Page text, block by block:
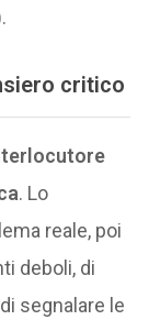
critico
. Lo
reale, poi
deboli, di
segnalare le